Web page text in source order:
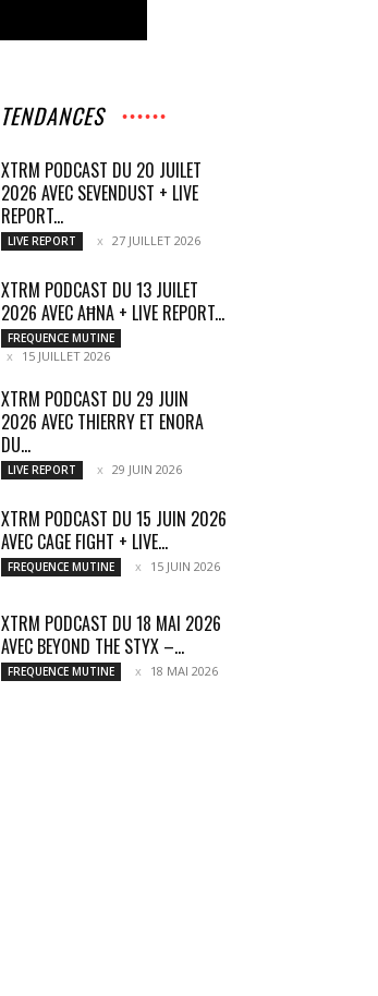
TENDANCES
XTRM PODCAST DU 20 JUILET
2026 AVEC SEVENDUST + LIVE
REPORT...
LIVE REPORT 27 JUILLET 2026
XTRM PODCAST DU 13 JUILET
2026 AVEC AĦNA + LIVE REPORT...
FREQUENCE MUTINE
15 JUILLET 2026
XTRM PODCAST DU 29 JUIN
2026 AVEC THIERRY ET ENORA
DU...
LIVE REPORT 29 JUIN 2026
XTRM PODCAST DU 15 JUIN 2026
AVEC CAGE FIGHT + LIVE...
FREQUENCE MUTINE 15 JUIN 2026
XTRM PODCAST DU 18 MAI 2026
AVEC BEYOND THE STYX –...
FREQUENCE MUTINE 18 MAI 2026